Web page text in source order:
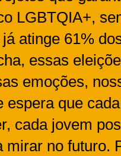
LGBTQIA+,
atinge 61%
essas
emoções,
espera que
cada jovem
mirar no futuro.